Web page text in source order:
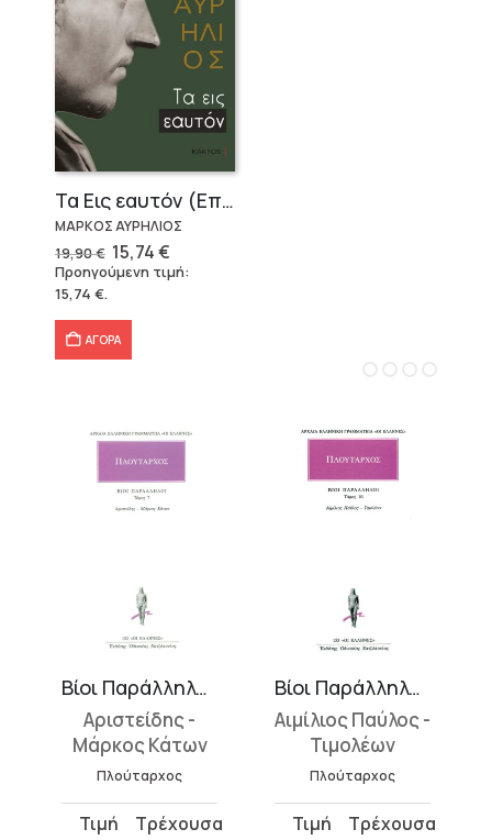
Τα Εις εαυτόν (Επίτομο) – Μάρκος Αυρήλιος
ΜΑΡΚΟΣ ΑΥΡΗΛΙΟΣ
19,90€ Original
price
was:
15,74€Η
τρέχουσα
τιμή
Προηγούμενη τιμή:
15,74 €.
ΑΓΟΡΑ
Βίοι Παράλληλοι 7
Αριστείδης -
Μάρκος Κάτων
Πλούταρχος
Original
Βίοι Παράλληλοι 10
Αιμίλιος Παύλος -
Τιμολέων
Πλούταρχος
Original